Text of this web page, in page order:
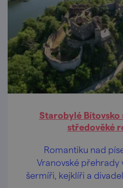
Starobylé Bítovsko
středověké
Romantiku nad
Vranovské přehrady
šermíři, kejklíři a